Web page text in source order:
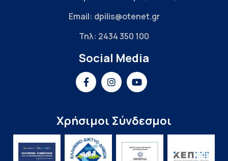
Email: dpilis@otenet.gr
Τηλ: 2434 350 100
Social Media
Χρήσιμοι Σύνδεσμοι